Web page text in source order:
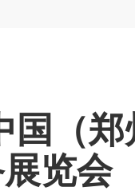
国（
览会